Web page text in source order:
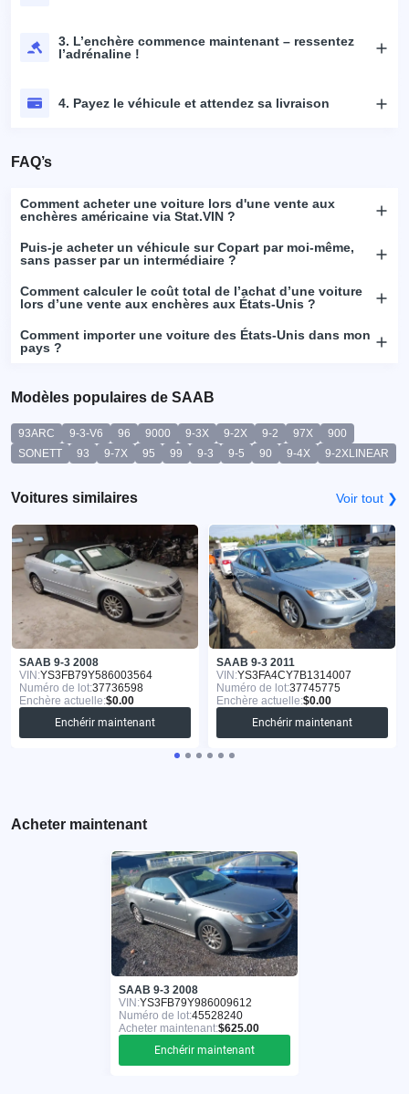
3. L’enchère commence maintenant – ressentez
l’adrénaline !
4. Payez le véhicule et attendez sa livraison
FAQ’s
Comment acheter une voiture lors d'une vente aux
enchères américaine via Stat.VIN ?
Puis-je acheter un véhicule sur Copart par moi-même,
sans passer par un intermédiaire ?
Comment calculer le coût total de l’achat d’une voiture
lors d’une vente aux enchères aux États-Unis ?
Comment importer une voiture des États-Unis dans mon
pays ?
Modèles populaires de SAAB
93ARC 9-3-V6 96 9000 9-3X 9-2X 9-2 97X
900
SONETT
93 9-7X 95 99 9-3 9-5 90 9-4X 9-2XLINEAR
Voitures similaires Voir tout ❯
SAAB 9-3 2008
VIN:YS3FB79Y586003564
Numéro de lot:37736598
Enchère actuelle:$0.00
Enchérir maintenant
SAAB 9-3 2011
VIN:YS3FA4CY7B1314007
Numéro de lot:37745775
Enchère actuelle:$0.00
Enchérir maintenant
Acheter maintenant
SAAB 9-3 2008
VIN:YS3FB79Y986009612
Numéro de lot:45528240
Acheter maintenant:$625.00
Enchérir maintenant